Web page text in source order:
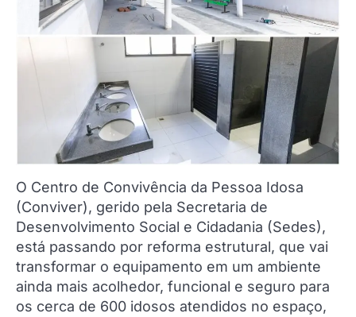
O Centro de Convivência da Pessoa Idosa
(Conviver), gerido pela Secretaria de
Desenvolvimento Social e Cidadania (Sedes),
está passando por reforma estrutural, que vai
transformar o equipamento em um ambiente
ainda mais acolhedor, funcional e seguro para
os cerca de 600 idosos atendidos no espaço,